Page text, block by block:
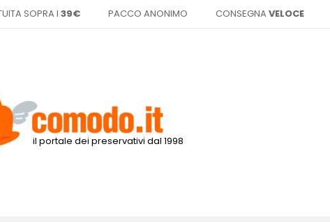
SOPRA I 39€ PACCO ANONIMO CONSEGNA VELOCE
il portale dei preservativi dal 1998